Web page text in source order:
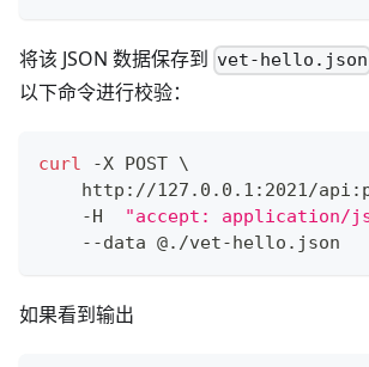
将该 JSON 数据保存到 vet-hello.json
以下命令进行校验：
curl -X POST \
http://127.0.0.1:2021/
    -H
"accept: application/
    --data @./vet-hello.json
如果看到输出